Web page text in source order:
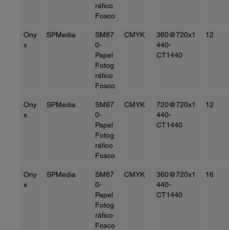
ráfico
Fosco
Ony
x
SPMedia
SM87
0-
Papel
Fotog
ráfico
Fosco
CMYK
360@720x1
440-
CT1440
12
Ony
x
SPMedia
SM87
0-
Papel
Fotog
ráfico
Fosco
CMYK
720@720x1
440-
CT1440
12
Ony
x
SPMedia
SM87
0-
Papel
Fotog
ráfico
Fosco
CMYK
360@720x1
440-
CT1440
16